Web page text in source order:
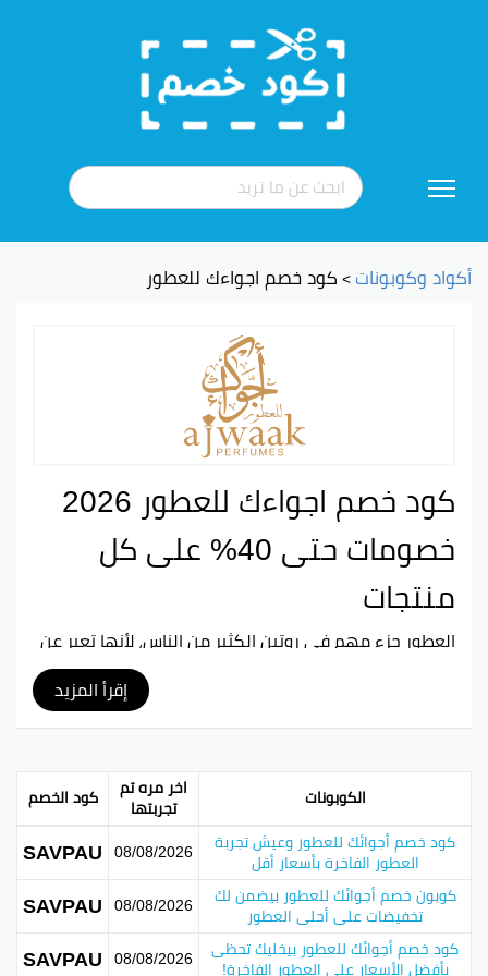
إلى
أكواد وكوبونات>كود خصم اجواءك للعطور
إقرأ المزيد
كود خصم اجواءك للعطور 2026
خصومات حتى 40% على كل
منتجات
العطور جزء مهم في روتين الكثير من الناس، لأنها تعبر عن
شخصياتهم وذوقهم الخاص. ولأنها أكثر من مجرد رائحة
حلوة، من المهم الحصول على عطور فاخرة بأسعار مقبولة.
هنا يأتي دور “أجوائك للعطور” اللي بتوفر كود خصم خاص،
علشان العملاء يستمتعوا بأجود أنواع العطور بأسعار مغرية.
استمتع بخصم فوري من أجوائك للعطور باستخدام الكود
الكود اللي بيقدموه من “أجوائك للعطور” سهل الاستخدام.
بمجرد إدخال الكود في خانة الخصم أثناء الشراء، تقدر
تستفيد من تخفيض فوري على أسعار العطور اللي تحبها.
هالطريقة السريعة تخلي التسوق تجربة ممتعة وموفرة
للوقت.
الكوبونات اخر مره تم
تجربتها
كود الخصم
كود خصم أجوائك للعطور وعيش تجربة
العطور الفاخرة بأسعار أقل 08/08/2026
SAVPAU
كوبون خصم أجوائك للعطور بيضمن لك
تخفيضات على أحلى العطور 08/08/2026
SAVPAU
كود خصم أجوائك للعطور بيخليك تحظى
بأفضل الأسعار على العطور الفاخرة! 08/08/2026
SAVPAU